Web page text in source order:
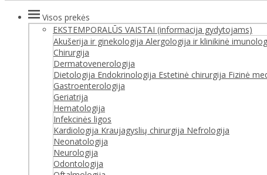
Visos prekės
EKSTEMPORALŪS VAISTAI (informacija gydytojams)
Akušerija ir ginekologija Alergologija ir klinikinė
Chirurgija
Dermatovenerologija
Dietologija Endokrinologija Estetinė chirurgija Fizinė
Gastroenterologija
Geriatrija
Hematologija
Infekcinės ligos
Kardiologija Kraujagyslių chirurgija Nefrologija
Neonatologija
Neurologija
Odontologija